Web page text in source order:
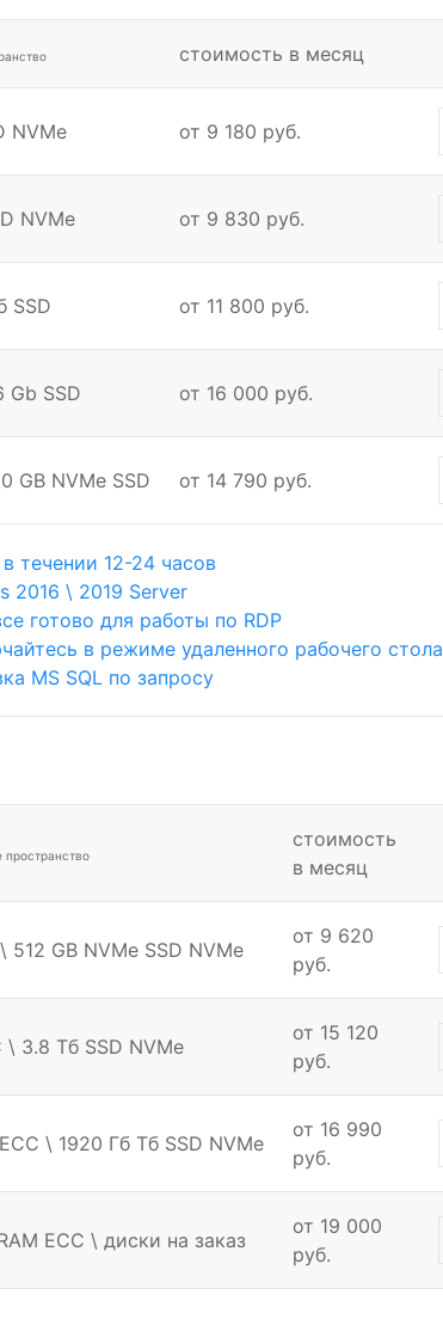
стоимость в месяц
NVMe от 9 180 руб.
NVMe от 9 830 руб.
SSD от 11 800 руб.
Gb SSD от 16 000 руб.
GB NVMe SSD от 14 790 руб.
течении 12-24 часов
2016 \ 2019 Server
готово для работы по RDP
в режиме удаленного рабочего стола
MS SQL по запросу
стоимость
в месяц
GB NVMe SSD NVMe
от 9 620
руб.
\ 3.8 Тб SSD NVMe
от 15 120
руб.
\ 1920 Гб Тб SSD NVMe
от 16 990
руб.
ECC \ диски на заказ
от 19 000
руб.